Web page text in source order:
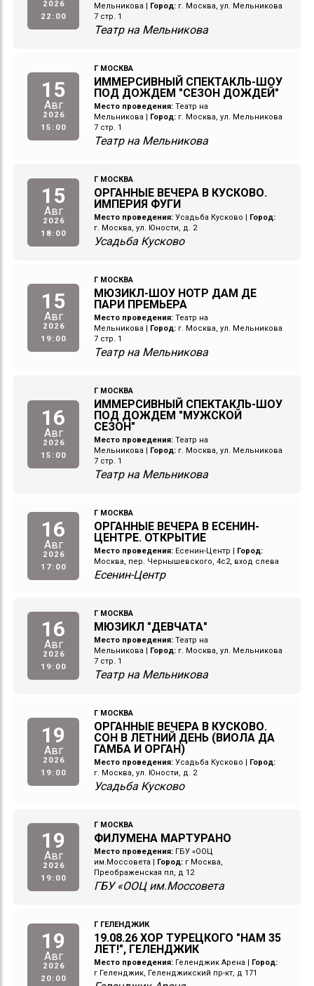
2026
22:00
Мельникова
Город: г. Москва, ул. Мельникова
7 стр. 1
Театр на Мельникова
15
Авг
2026
15:00
Г МОСКВА
ИММЕРСИВНЫЙ СПЕКТАКЛЬ-ШОУ
ПОД ДОЖДЕМ "СЕЗОН ДОЖДЕЙ"
Место проведения: Театр на
Мельникова
Город: г. Москва, ул. Мельникова
7 стр. 1
Театр на Мельникова
15
Авг
2026
18:00
Г МОСКВА
ОРГАННЫЕ ВЕЧЕРА В КУСКОВО.
ИМПЕРИЯ ФУГИ
Место проведения: Усадьба Кусково
Город:
г. Москва, ул. Юности, д. 2
Усадьба Кусково
15
Авг
2026
19:00
Г МОСКВА
МЮЗИКЛ-ШОУ НОТР ДАМ ДЕ
ПАРИ ПРЕМЬЕРА
Место проведения: Театр на
Мельникова
Город: г. Москва, ул. Мельникова
7 стр. 1
Театр на Мельникова
16
Авг
2026
15:00
Г МОСКВА
ИММЕРСИВНЫЙ СПЕКТАКЛЬ-ШОУ
ПОД ДОЖДЕМ "МУЖСКОЙ
СЕЗОН"
Место проведения: Театр на
Мельникова
Город: г. Москва, ул. Мельникова
7 стр. 1
Театр на Мельникова
16
Авг
2026
17:00
Г МОСКВА
ОРГАННЫЕ ВЕЧЕРА В ЕСЕНИН-
ЦЕНТРЕ. ОТКРЫТИЕ
Место проведения: Есенин-Центр
Город:
Москва, пер. Чернышевского, 4с2, вход слева
Есенин-Центр
16
Авг
2026
19:00
Г МОСКВА
МЮЗИКЛ "ДЕВЧАТА"
Место проведения: Театр на
Мельникова
Город: г. Москва, ул. Мельникова
7 стр. 1
Театр на Мельникова
19
Авг
2026
19:00
Г МОСКВА
ОРГАННЫЕ ВЕЧЕРА В КУСКОВО.
СОН В ЛЕТНИЙ ДЕНЬ (ВИОЛА ДА
ГАМБА И ОРГАН)
Место проведения: Усадьба Кусково
Город:
г. Москва, ул. Юности, д. 2
Усадьба Кусково
19
Авг
2026
19:00
Г МОСКВА
ФИЛУМЕНА МАРТУРАНО
Место проведения: ГБУ «ООЦ
им.Моссовета
Город: г Москва,
Преображенская пл, д 12
ГБУ «ООЦ им.Моссовета
19
Авг
2026
20:00
Г ГЕЛЕНДЖИК
19.08.26 ХОР ТУРЕЦКОГО "НАМ 35
ЛЕТ!", ГЕЛЕНДЖИК
Место проведения: Геленджик Арена
Город:
г Геленджик, Геленджикский пр-кт, д 171